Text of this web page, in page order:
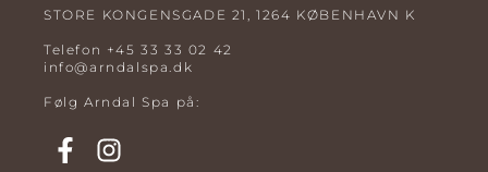
STORE KONGENSGADE 21, 1264 KØBENHAVN K
Telefon +45 33 33 02 42
info@arndalspa.dk
Følg Arndal Spa på: